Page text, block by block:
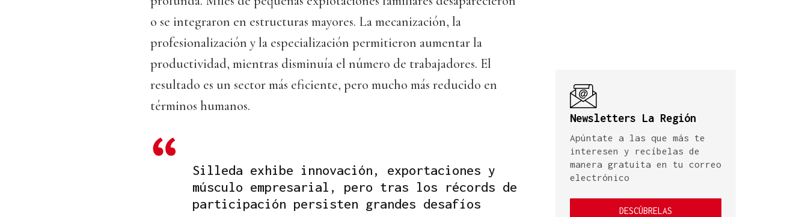
o se integraron en estructuras mayores. La mecanización, la
profesionalización y la especialización permitieron aumentar la
productividad, mientras disminuía el número de trabajadores. El
resultado es un sector más eficiente, pero mucho más reducido en
términos humanos.
Silleda exhibe innovación, exportaciones y
músculo empresarial, pero tras los récords de
participación persisten grandes desafíos
Newsletters La Región
Apúntate a las que más te
interesen y recíbelas de
manera gratuita en tu correo
electrónico
DESCÚBRELAS